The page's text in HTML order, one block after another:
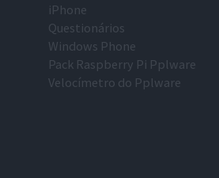
iPhone
Questionários
Windows Phone
Pack Raspberry Pi Pplware
Velocímetro do Pplware